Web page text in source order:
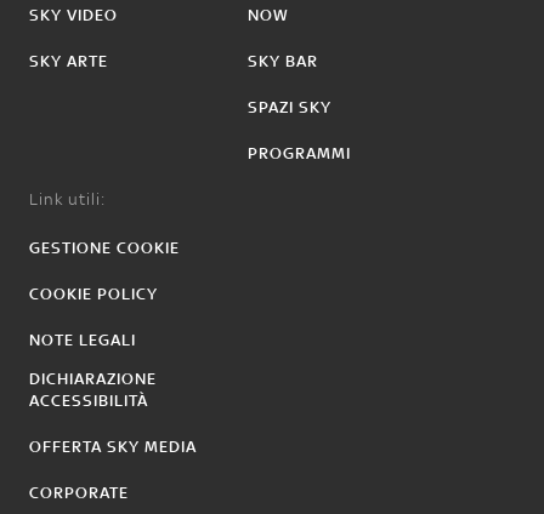
SKY VIDEO
SKY ARTE
NOW
SKY BAR
SPAZI SKY
PROGRAMMI
Link utili:
GESTIONE COOKIE
COOKIE POLICY
NOTE LEGALI
DICHIARAZIONE
ACCESSIBILITÀ
OFFERTA SKY MEDIA
CORPORATE